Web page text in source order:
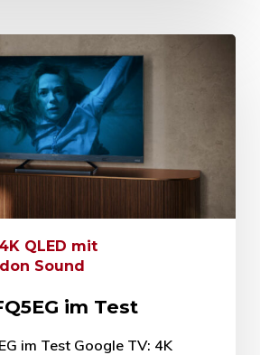
QLED mit
Sound
im Test
im Test Google TV: 4K